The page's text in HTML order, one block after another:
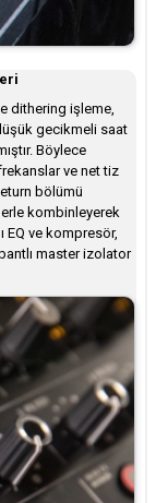
dithering işleme,
gecikmeli saat
Böylece
ve net tiz
bölümü
kombinleyerek
EQ ve kompresör,
master izolator